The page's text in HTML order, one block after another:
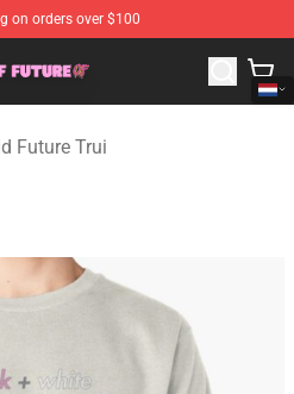
on orders over $100
Odd Future Merchandise Shop
Future Trui